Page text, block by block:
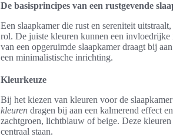
De basisprincipes van een rustgevende
Een slaapkamer die rust en sereniteit
rol. De juiste kleuren kunnen een invloedrijke
van een opgeruimde slaapkamer draagt bij
een minimalistische inrichting.
Kleurkeuze
Bij het kiezen van kleuren voor de
kleuren dragen bij aan een kalmerend effect
zachtgroen, lichtblauw of beige. Deze
centraal staan.